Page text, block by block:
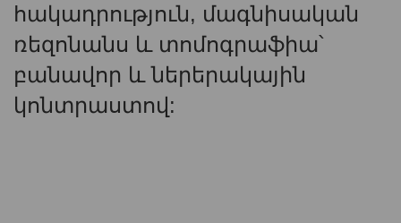
հակադրություն, մագնիսական
ռեզոնանս և տոմոգրաֆիա՝
բանավոր և ներերակային
կոնտրաստով: